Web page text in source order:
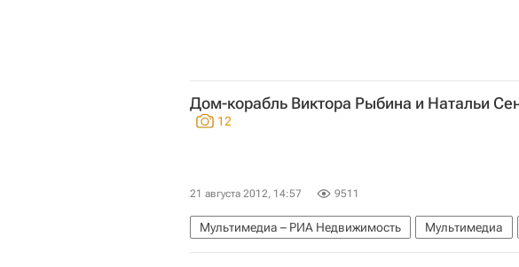
Дом-корабль Виктора Рыбина и Натальи
12
21 августа 2012, 14:57 9511
Мультимедиа – РИА Недвижимость Мультимедиа